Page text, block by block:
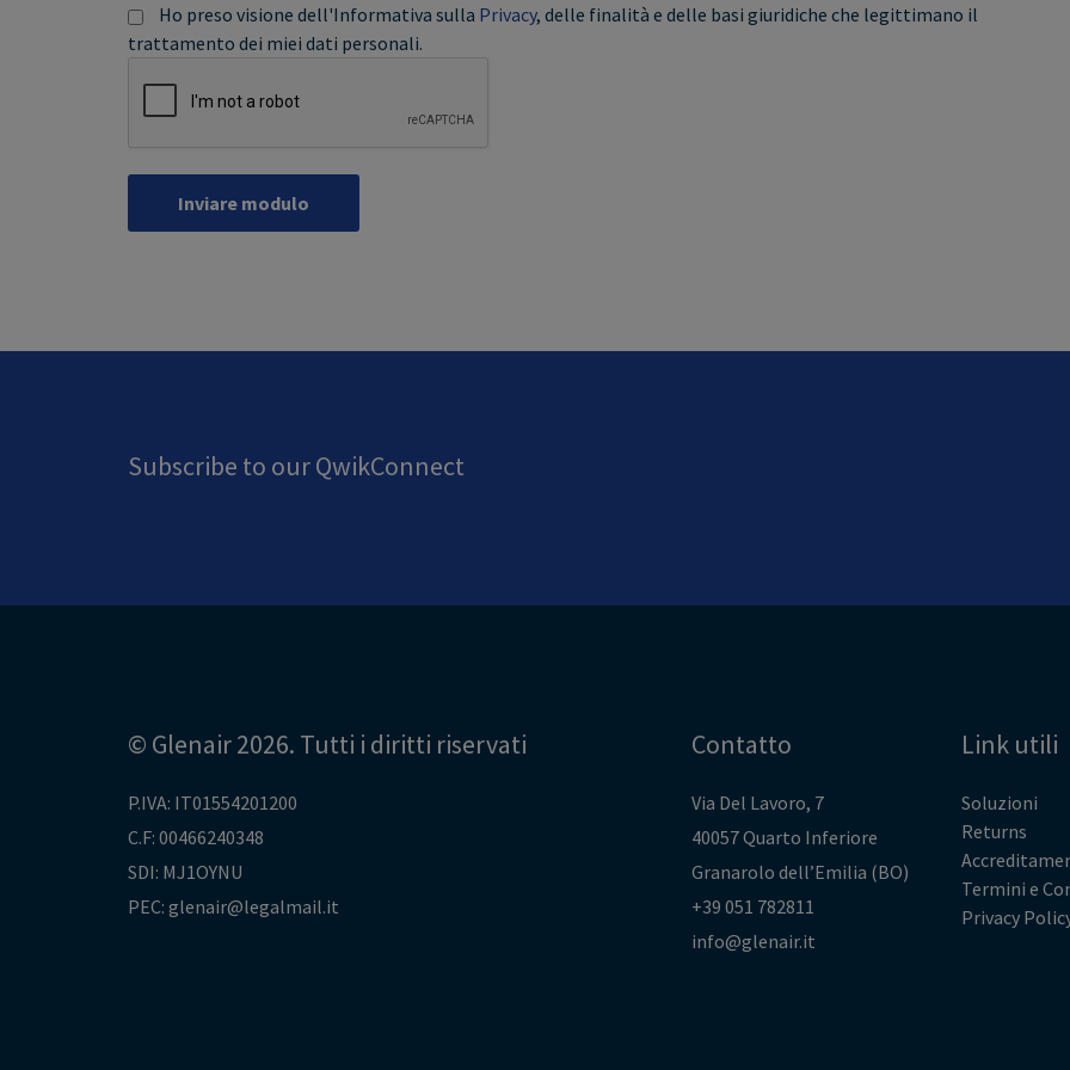
Ho preso visione dell'Informativa sulla Privacy, delle finalità e delle basi giuridiche che legittimano il
trattamento dei miei dati personali.
Inviare modulo
Subscribe to our QwikConnect
© Glenair 2026. Tutti i diritti riservati
P.IVA: IT01554201200
C.F: 00466240348
SDI: MJ1OYNU
PEC: glenair@legalmail.it
Contatto
Via Del Lavoro, 7
40057 Quarto Inferiore
Granarolo dell’Emilia (BO)
+39 051 782811
info@glenair.it
Link utili
Soluzioni
Returns
Termini e
Privacy